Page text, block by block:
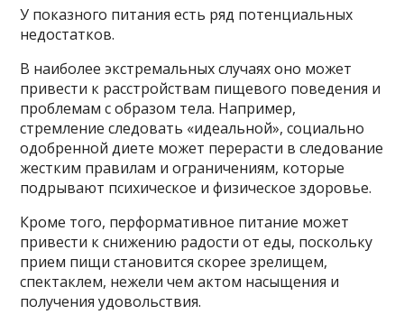
У показного питания есть ряд потенциальных
недостатков.
В наиболее экстремальных случаях оно может
привести к расстройствам пищевого поведения и
проблемам с образом тела. Например,
стремление следовать «идеальной», социально
одобренной диете может перерасти в следование
жестким правилам и ограничениям, которые
подрывают психическое и физическое здоровье.
Кроме того, перформативное питание может
привести к снижению радости от еды, поскольку
прием пищи становится скорее зрелищем,
спектаклем, нежели чем актом насыщения и
получения удовольствия.